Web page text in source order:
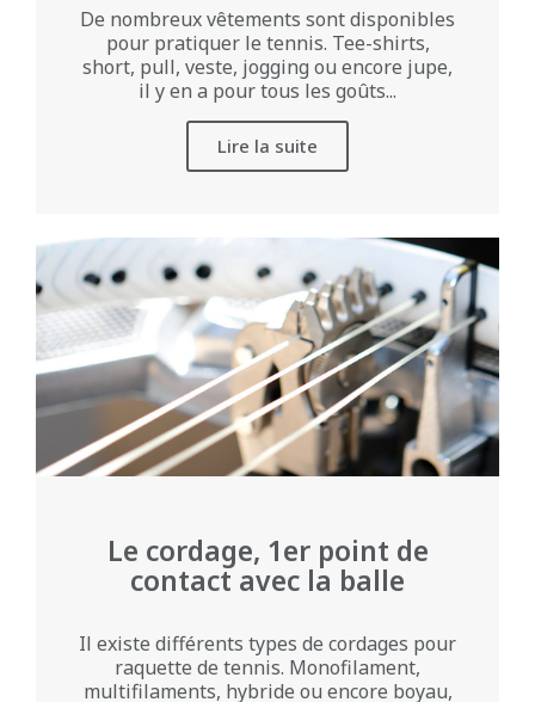
De nombreux vêtements sont disponibles
pour pratiquer le tennis. Tee-shirts,
short, pull, veste, jogging ou encore jupe,
il y en a pour tous les goûts...
Lire la suite
Le cordage, 1er point de
contact avec la balle
Il existe différents types de cordages pour
raquette de tennis. Monofilament,
multifilaments, hybride ou encore boyau,